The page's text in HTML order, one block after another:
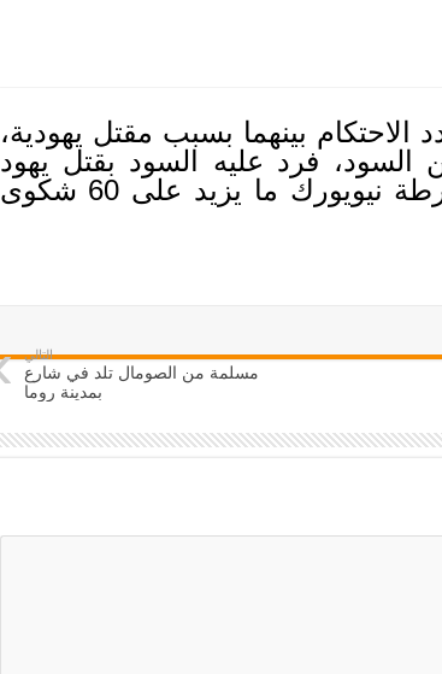
بينهما بسبب مقتل يهودية،
فرد عليه السود بقتل يهود
يرتدي زي المتدينين اليهود. هذا ومن جهة أخرى سجّلت شرطة نيويورك ما يزيد على 60 شكوى
التالي
مسلمة من الصومال تلد في شارع
بمدينة روما